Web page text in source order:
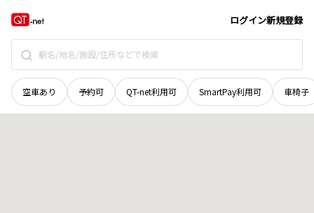
ログイン新規登録
空車あり 予約可 QT-net利用可 SmartPay利用可 車椅子
奈良県